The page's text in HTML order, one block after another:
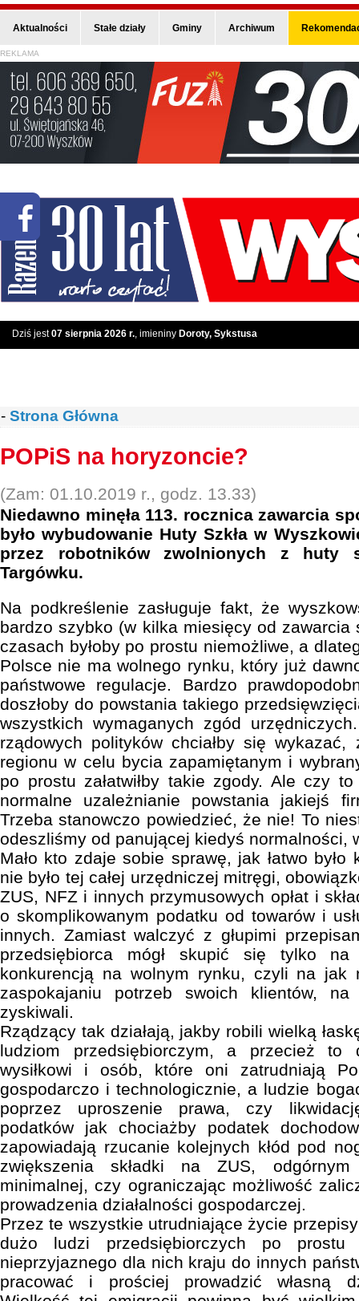
Aktualności Stałe działy Gminy Archiwum
REKLAMA
Dziś jest07 sierpnia 2026 r., imieniny Doroty, Sykstusa
- Strona Główna
POPiS na horyzoncie?
(Zam: 01.10.2019 r., godz. 13.33)
Niedawno minęła 113. rocznica zawarcia
było wybudowanie Huty Szkła w
przez robotników zwolnionych z huty
Targówku.
Na podkreślenie zasługuje fakt, że
bardzo szybko (w kilka miesięcy od zawarcia
czasach byłoby po prostu niemożliwe, a
Polsce nie ma wolnego rynku, który już
państwowe regulacje. Bardzo
doszłoby do powstania takiego
wszystkich wymaganych zgód
rządowych polityków chciałby się
regionu w celu bycia zapamiętanym i
po prostu załatwiłby takie zgody. Ale czy
normalne uzależnianie powstania jakiejś
Trzeba stanowczo powiedzieć, że nie! To
odeszliśmy od panującej kiedyś normalności,
Mało kto zdaje sobie sprawę, jak łatwo było
nie było tej całej urzędniczej mitręgi,
ZUS, NFZ i innych przymusowych opłat i
o skomplikowanym podatku od towarów i
innych. Zamiast walczyć z głupimi
przedsiębiorca mógł skupić się tylko
konkurencją na wolnym rynku, czyli na jak
zaspokajaniu potrzeb swoich klientów,
zyskiwali.
Rządzący tak działają, jakby robili wielką
ludziom przedsiębiorczym, a przecież to
wysiłkowi i osób, które oni zatrudniają
gospodarczo i technologicznie, a ludzie
poprzez uproszenie prawa, czy
podatków jak chociażby podatek
zapowiadają rzucanie kolejnych kłód pod
zwiększenia składki na ZUS, odgórnym
minimalnej, czy ograniczając możliwość
prowadzenia działalności gospodarczej.
Przez te wszystkie utrudniające życie
dużo ludzi przedsiębiorczych po
nieprzyjaznego dla nich kraju do innych
pracować i prościej prowadzić własną